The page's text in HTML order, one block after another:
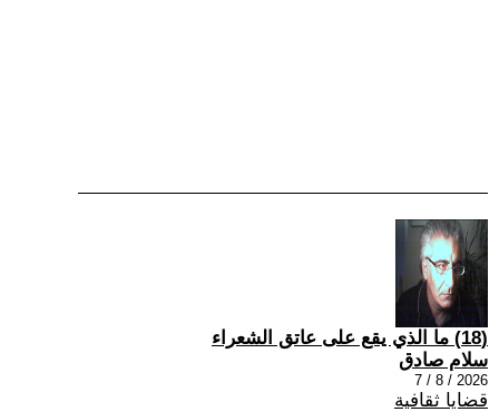
(18) ما الذي يقع على عاتق الشعراء
سلام صادق
2026 / 8 / 7
قضايا ثقافية